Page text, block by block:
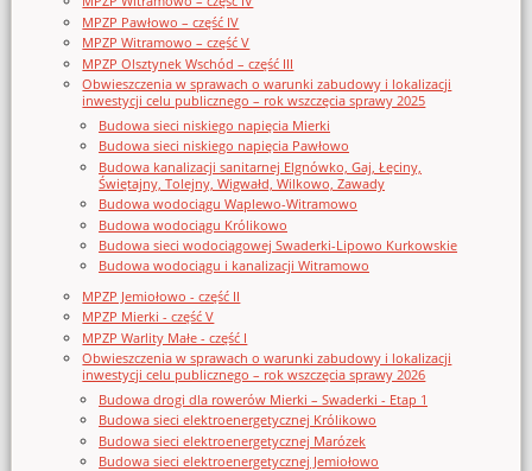
MPZP Pawłowo – część IV
MPZP Witramowo – część V
MPZP Olsztynek Wschód – część III
Obwieszczenia w sprawach o warunki zabudowy i lokalizacji
inwestycji celu publicznego – rok wszczęcia sprawy 2025
Budowa sieci niskiego napięcia Mierki
Budowa sieci niskiego napięcia Pawłowo
Budowa kanalizacji sanitarnej Elgnówko, Gaj, Łęciny,
Świętajny, Tolejny, Wigwałd, Wilkowo, Zawady
Budowa wodociągu Waplewo-Witramowo
Budowa wodociągu Królikowo
Budowa sieci wodociągowej Swaderki-Lipowo Kurkowskie
Budowa wodociągu i kanalizacji Witramowo
MPZP Jemiołowo - część II
MPZP Mierki - część V
MPZP Warlity Małe - część I
Obwieszczenia w sprawach o warunki zabudowy i lokalizacji
inwestycji celu publicznego – rok wszczęcia sprawy 2026
Budowa drogi dla rowerów Mierki – Swaderki - Etap 1
Budowa sieci elektroenergetycznej Królikowo
Budowa sieci elektroenergetycznej Marózek
Budowa sieci elektroenergetycznej Jemiołowo